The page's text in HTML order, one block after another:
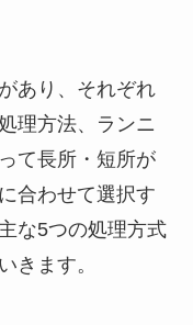
あり、それぞれ
理方法、ランニ
て長所・短所が
合わせて選択す
な5つの処理方式
きます。